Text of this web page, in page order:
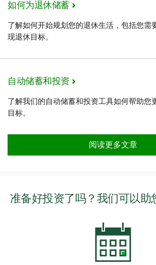
如何为退休储蓄
了解如何开始规划您的退休生活，包括您需
现退休目标。
自动储蓄和投资
了解我们的自动储蓄和投资工具如何帮助您
目标。
阅读更多文章
准备好投资了吗？我们可以助